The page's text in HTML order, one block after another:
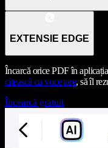
EXTENSIE EDGE
Încarcă orice PDF în
citească cu voce tare, să îl
Încearcă gratuit